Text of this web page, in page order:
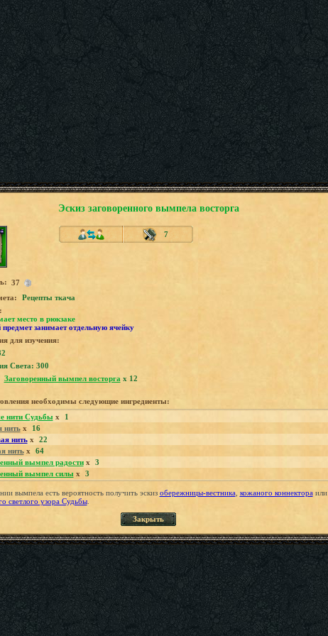
Эскиз заговоренного вымпела восторга
7
37
Рецепты ткача
место в рюкзаке
занимает отдельную ячейку
для изучения:
Света: 300
Заговоренный вымпел восторга x 12
необходимы следующие ингредиенты:
нити Судьбыx
1
нитьx
16
нитьx
22
нитьx
64
вымпел радостиx
3
вымпел силыx 3
вымпела есть вероятность получить эскиз обережницы-вестника, кожаного коннектораили
светлого узора Судьбы.
Закрыть